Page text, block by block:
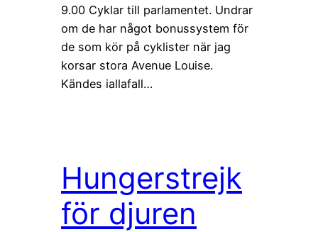
9.00 Cyklar till parlamentet. Undrar
om de har något bonussystem för
de som kör på cyklister när jag
korsar stora Avenue Louise.
Kändes iallafall…
Hungerstrejk
för djuren